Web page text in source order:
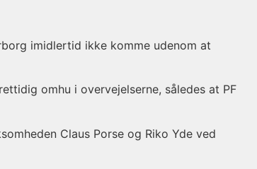
imidlertid ikke komme udenom at
omhu i overvejelserne, således at PF
Claus Porse og Riko Yde ved